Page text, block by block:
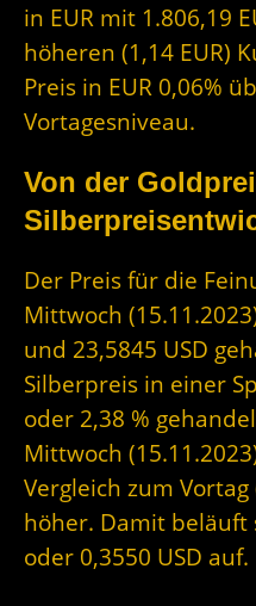
in EUR mit 1.806,19
höheren (1,14 EUR)
Preis in EUR 0,06%
Vortagesniveau.
Von der
Der Preis für die
Mittwoch
und 23,5845 USD
Silberpreis in einer
oder 2,38 %
Mittwoch
Vergleich zum
höher. Damit beläuft
oder 0,3550 USD auf.